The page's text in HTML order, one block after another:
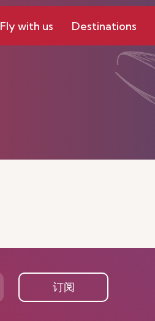
Fly with us Destinations
订阅